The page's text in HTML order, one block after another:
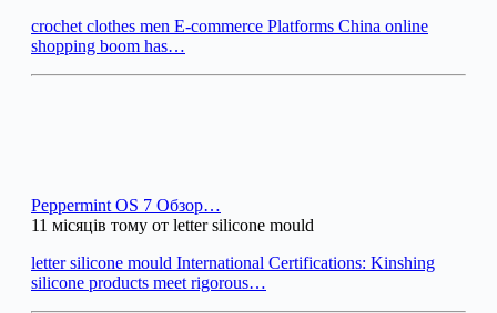
crochet clothes men E-commerce Platforms China online
shopping boom has…
Peppermint OS 7 Обзор…
11 місяців тому от letter silicone mould
letter silicone mould International Certifications: Kinshing
silicone products meet rigorous…